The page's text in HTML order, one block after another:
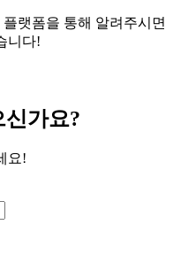
랫폼을 통해 알려주시면
니다!
가요?
요!